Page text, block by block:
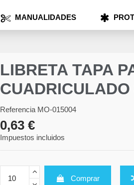
MANUALIDADES
LIBRETA TAPA
Referencia MO-015004
0,63 €
Impuestos incluidos
Comprar